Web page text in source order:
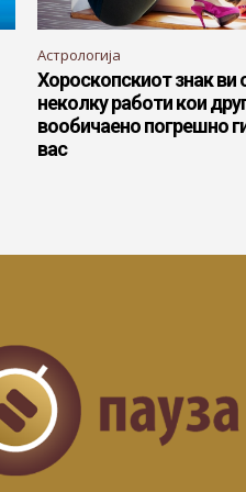
Астрологија
Хороскопскиот знак ви
неколку работи кои
вообичаено погрешно
вас